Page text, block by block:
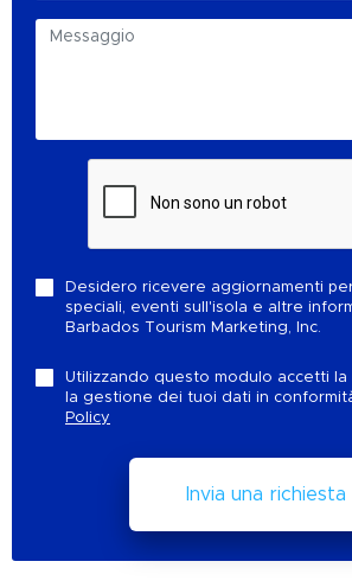
Desidero ricevere aggiornamenti
speciali, eventi sull'isola e altre
Barbados Tourism Marketing, Inc.
Utilizzando questo modulo accetti la
la gestione dei tuoi dati in
Policy